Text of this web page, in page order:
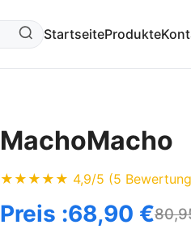
StartseiteProdukte
MachoMacho
★★★★★ 4,9/5 (5
Preis :68,90 €